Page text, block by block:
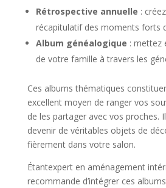
Rétrospective annuelle :
récapitulatif des moments forts
Album généalogique : mettez
de votre famille à travers les
Ces albums thématiques
excellent moyen de ranger vos
de les partager avec vos proches.
devenir de véritables objets de
fièrement dans votre salon.
Étantexpert en aménagement
recommande d’intégrer ces